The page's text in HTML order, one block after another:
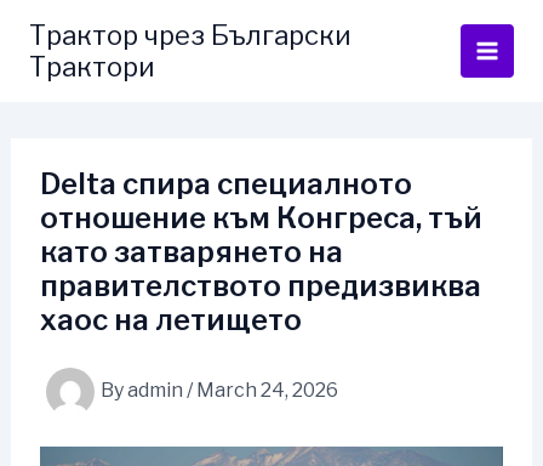
content
Трактор чрез Български
Трактори
Delta спира специалното
отношение към Конгреса, тъй
като затварянето на
правителството предизвиква
хаос на летището
Byadmin / March 24, 2026